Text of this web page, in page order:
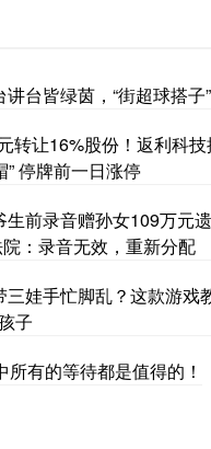
台皆绿茵，“街超球搭子
转让16%股份！返利科
” 停牌前一日涨停
生前录音赠孙女109万元
：录音无效，重新分配
三娃手忙脚乱？这款游戏
子
所有的等待都是值得的！